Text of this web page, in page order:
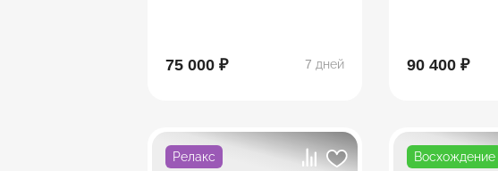
75 000 ₽ 7 дней 90 400 ₽
Релакс Восхождение